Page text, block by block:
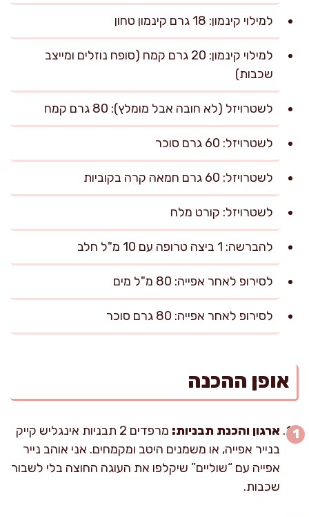
למילוי קינמון: 18 גרם קינמון טחון
למילוי קינמון: 20 גרם קמח (סופח נוזלים ומייצב
שכבות)
לשטרויזל (לא חובה אבל מומלץ): 80 גרם קמח
לשטרויזל: 60 גרם סוכר
לשטרויזל: 60 גרם חמאה קרה בקוביות
לשטרויזל: קורט מלח
להברשה: 1 ביצה טרופה עם 10 מ"ל חלב
לסירופ לאחר אפייה: 80 מ"ל מים
לסירופ לאחר אפייה: 80 גרם סוכר
אופן ההכנה
ארגון והכנת תבניות:
מרפדים 2 תבניות אינגליש קייק
בנייר אפייה, או משמנים היטב ומקמחים. אני אוהב נייר
אפייה עם “שוליים” שיקלפו את העוגה החוצה בלי לשבור
שכבות.